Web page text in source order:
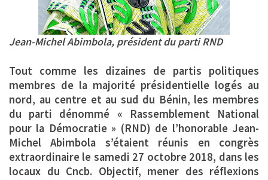
Jean-Michel Abimbola, président du parti RND
Tout comme les dizaines de partis politiques
membres de la majorité présidentielle logés au
nord, au centre et au sud du Bénin, les membres
du parti dénommé « Rassemblement National
pour la Démocratie» (RND) de l’honorable Jean-
Michel Abimbola s’étaient réunis en congrès
extraordinaire le samedi 27 octobre 2018, dans les
locaux du Cncb. Objectif, mener des réflexions